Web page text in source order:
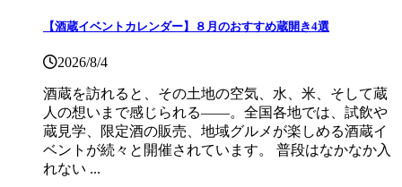
【酒蔵イベントカレンダー】８月のおすすめ蔵開き4選
2026/8/4
酒蔵を訪れると、その土地の空気、水、米、そして蔵
人の想いまで感じられる——。全国各地では、試飲や
蔵見学、限定酒の販売、地域グルメが楽しめる酒蔵イ
ベントが続々と開催されています。 普段はなかなか入
れない ...